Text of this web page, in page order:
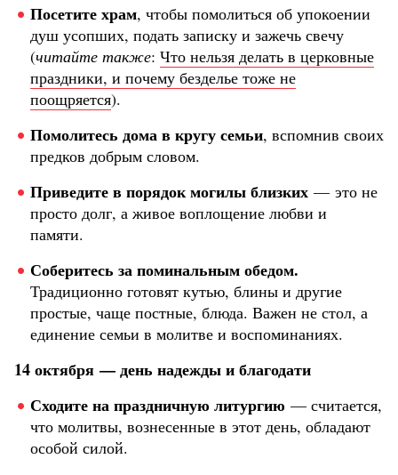
Посетите храм, чтобы помолиться об упокоении
душ усопших, подать записку и зажечь свечу
(читайте также: Что нельзя делать в церковные
праздники, и почему безделье тоже не
поощряется).
Помолитесь домав кругу семьи, вспомнив своих
предков добрым словом.
Приведите в порядок могилыблизких — это не
просто долг, а живое воплощение любви и
памяти.
Соберитесь за поминальным обедом.
Традиционно готовят кутью, блины и другие
простые, чаще постные, блюда. Важен не стол, а
единение семьи в молитве и воспоминаниях.
14 октября — день надежды и благодати
Сходите на праздничную литургию — считается,
что молитвы, вознесенные в этот день, обладают
особой силой.